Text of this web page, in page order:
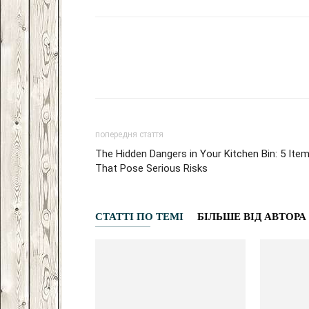
попередня стаття
The Hidden Dangers in Your Kitchen Bin: 5
That Pose Serious Risks
СТАТТІ ПО ТЕМІ БІЛЬШЕ ВІД АВТОРА